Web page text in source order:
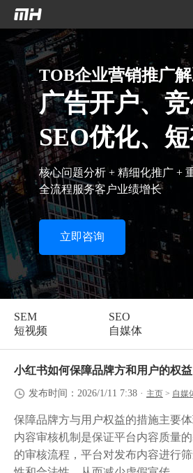
TOB企业营销推广
广告开户、竞
SEO优化、
核心问题分析 + 精细化推广 +
全流程服务客户业绩增长
立即咨询
SEM SEO
短视频
自媒体
小红书如何保障品牌方和用户的权益
发布时间：2026/1/11 7:38 · 主页 > 自媒
保障品牌方与用户权益的措施主要体
内容审核机制是保证平台内容质量
的审核流程，平台对发布内容进行